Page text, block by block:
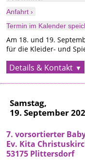
Anfahrt ›
Termin im Kalender
Am 18. und 19.
für die Kleider- und
Details & Kontakt
Samstag,
19. September
7. vorsortierter
Ev. Kita
53175 Plittersdorf